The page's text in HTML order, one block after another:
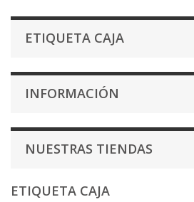
ETIQUETA CAJA
INFORMACIÓN
NUESTRAS TIENDAS
ETIQUETA CAJA